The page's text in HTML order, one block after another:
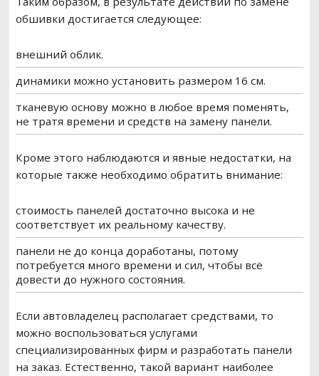
обшивки достигается следующее:
внешний облик.
динамики можно установить размером 16 см.
тканевую основу можно в любое время поменять,
не тратя времени и средств на замену панели.
Кроме этого наблюдаются и явные недостатки, на
которые также необходимо обратить внимание:
стоимость панелей достаточно высока и не
соответствует их реальному качеству.
панели не до конца доработаны, потому
потребуется много времени и сил, чтобы всё
довести до нужного состояния.
Если автовладелец располагает средствами, то
можно воспользоваться услугами
специализированных фирм и разработать панели
на заказ. Естественно, такой вариант наиболее